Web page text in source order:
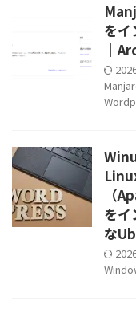
を
｜
（
を
な